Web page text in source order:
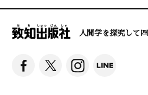
人間学を探究して